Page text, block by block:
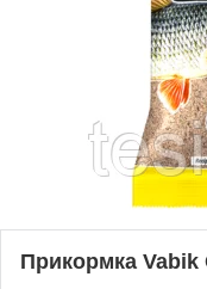
Прикормка Vabik